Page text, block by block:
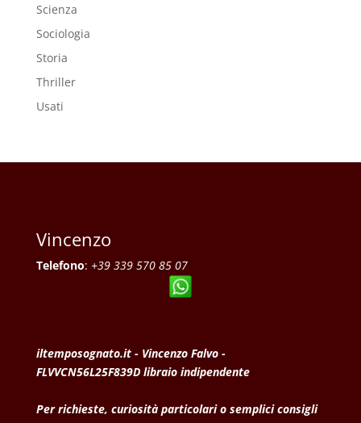
Scienza
Sociologia
Storia
Thriller
Usati
Vincenzo
Telefono: +39 339 570 85 07
iltemposognato.it - Vincenzo Falvo -
FLVVCN56L25F839D libraio indipendente
Per richieste, curiosità particolari o semplici consigli